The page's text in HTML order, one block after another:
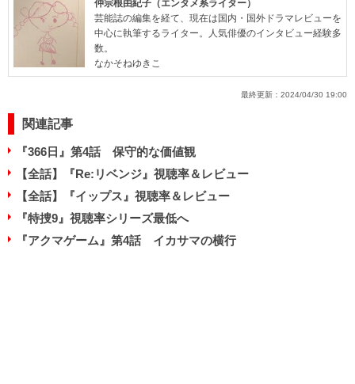
仲宗根由紀子（エンタメ系ライター）
芸能誌の編集を経て、現在は国内・国外ドラマレビューを
中心に執筆するライター。人気俳優のインタビュー経験多
数。
なかそねゆきこ
最終更新： 2024/04/30 19:00
関連記事
『366日』第4話 保守的な価値観
【全話】『Re:リベンジ』視聴率＆レビュー
【全話】『イップス』視聴率＆レビュー
『特捜9』視聴率シリーズ最低へ
『アクマゲーム』第4話 イカサマの横行